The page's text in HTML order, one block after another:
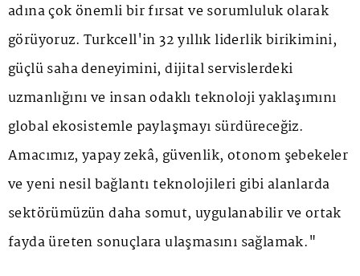
adına çok önemli bir fırsat ve sorumluluk olarak
görüyoruz. Turkcell'in 32 yıllık liderlik birikimini,
güçlü saha deneyimini, dijital servislerdeki
uzmanlığını ve insan odaklı teknoloji yaklaşımını
global ekosistemle paylaşmayı sürdüreceğiz.
Amacımız, yapay zekâ, güvenlik, otonom şebekeler
ve yeni nesil bağlantı teknolojileri gibi alanlarda
sektörümüzün daha somut, uygulanabilir ve ortak
fayda üreten sonuçlara ulaşmasını sağlamak."